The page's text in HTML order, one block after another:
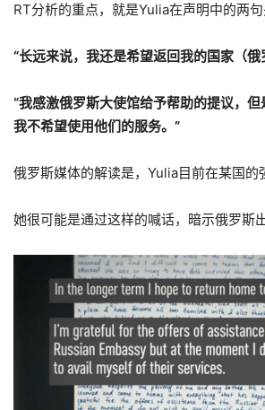
RT分析的重点，就是Yulia在声明中的两句
“长远来说，我还是希望返回我的国家（俄
“我感激俄罗斯大使馆给予帮助的提议，但
我不希望使用他们的服务。”
俄罗斯媒体的解读是，Yulia目前在某国的
她很可能是通过这样的喊话，暗示俄罗斯